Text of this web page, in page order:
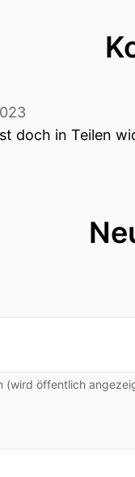
doch in Teilen
(wird öffentlich